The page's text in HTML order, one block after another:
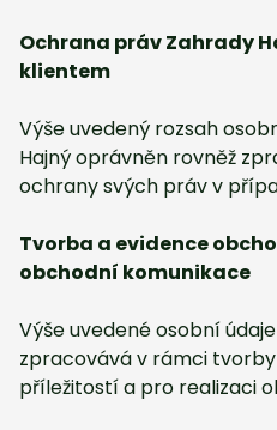
Ochrana práv Zahrady
klientem
Výše uvedený rozsah
Hajný oprávněn rovněž
ochrany svých práv v
Tvorba a evidence
obchodní komunikace
Výše uvedené osobní
zpracovává v rámci
příležitostí a pro realizaci